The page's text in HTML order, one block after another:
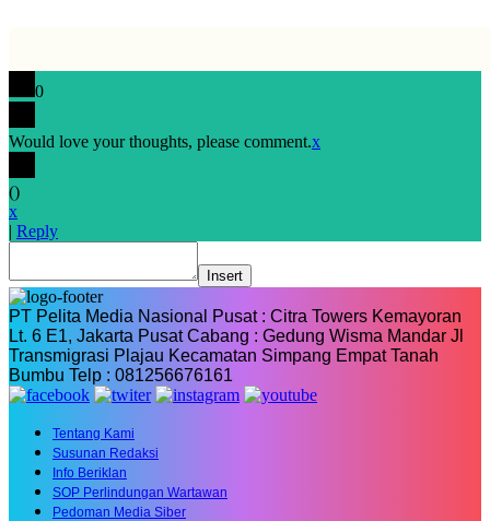
0
Would love your thoughts, please comment.x
()
x
| Reply
Insert
PT Pelita Media Nasional Pusat : Citra Towers Kemayoran
Lt. 6 E1, Jakarta Pusat Cabang : Gedung Wisma Mandar Jl
Transmigrasi Plajau Kecamatan Simpang Empat Tanah
Bumbu Telp : 081256676161
Tentang Kami
Susunan Redaksi
Info Beriklan
SOP Perlindungan Wartawan
Pedoman Media Siber